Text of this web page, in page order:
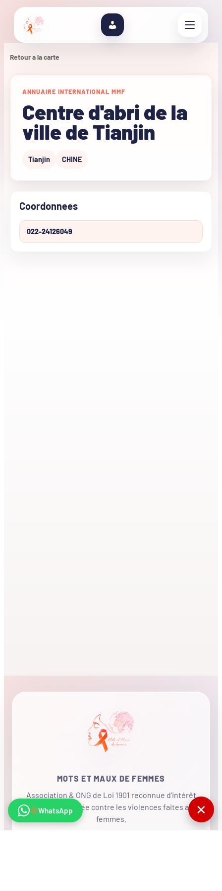
Retour a la carte
ANNUAIRE INTERNATIONAL MMF
Centre d'abri de la
ville de Tianjin
Tianjin CHINE
Coordonnees
022-24126049
MOTS ET MAUX DE FEMMES
Association & ONG de Loi 1901 reconnue d'intérêt
général, mobilisée contre les violences faites aux
femmes.
WhatsApp ✕